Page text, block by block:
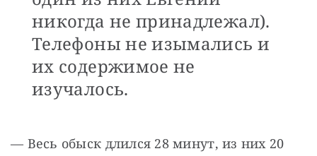
никогда не принадлежал).
Телефоны не изымались и
их содержимое не
изучалось.
— Весь обыск длился 28 минут, из них 20